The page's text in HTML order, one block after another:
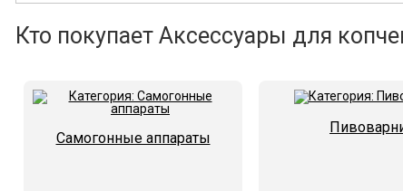
Кто покупает Аксессуары для
Самогонные аппараты